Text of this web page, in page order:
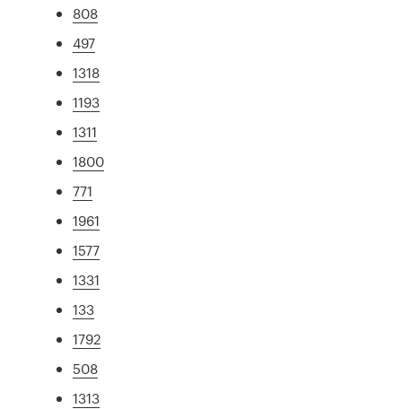
808
497
1318
1193
1311
1800
771
1961
1577
1331
133
1792
508
1313